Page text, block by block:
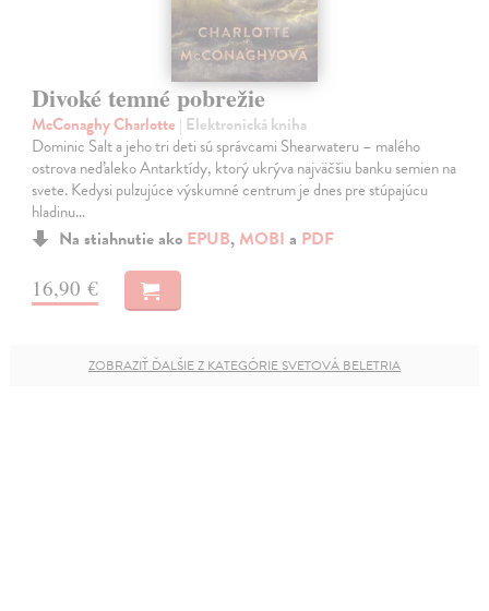
Divoké temné pobrežie
McConaghy Charlotte | Elektronická kniha
Dominic Salt a jeho tri deti sú správcami Shearwateru – malého
ostrova neďaleko Antarktídy, ktorý ukrýva najväčšiu banku semien na
svete. Kedysi pulzujúce výskumné centrum je dnes pre stúpajúcu
hladinu…
Na stiahnutie ako EPUB, MOBI a PDF
16,90 €
ZOBRAZIŤ ĎALŠIE Z KATEGÓRIE SVETOVÁ BELETRIA